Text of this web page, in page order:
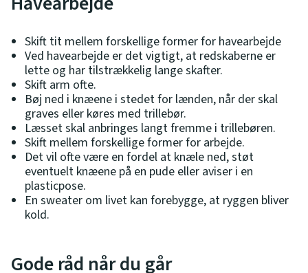
Skift tit mellem forskellige former for havearbejde
Ved havearbejde er det vigtigt, at redskaberne er
lette og har tilstrækkelig lange skafter.
Skift arm ofte.
Bøj ned i knæene i stedet for lænden, når der skal
graves eller køres med trillebør.
Læsset skal anbringes langt fremme i trillebøren.
Skift mellem forskellige former for arbejde.
Det vil ofte være en fordel at knæle ned, støt
eventuelt knæene på en pude eller aviser i en
plasticpose.
En sweater om livet kan forebygge, at ryggen bliver
kold.
Gode råd når du går